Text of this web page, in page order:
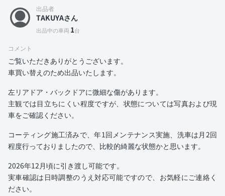
出品者
TAKUYAさん
出品中の車両 1台
コメント
ご覧いただきありがとうございます。
車買い替えのため出品いたします。
左リアドア・バックドアに微細な傷があります。
主観では目立ちにくい程度ですが、状態については写真および現
車をご確認ください。
コーティング施工済みで、年1回メンテナンス実施、洗車は月2回
程度行っておりましたので、比較的綺麗な状態かと思います。
2026年12月頃に引き渡し可能です。
実車確認は日時調整のうえ対応可能ですので、お気軽にご連絡く
ださい。